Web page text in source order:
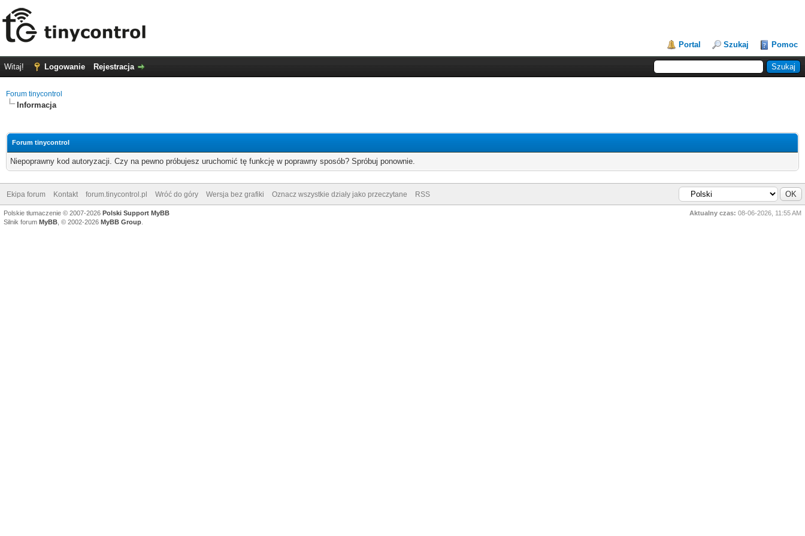
Portal Szukaj Pomoc
Witaj! Logowanie Rejestracja
Forum tinycontrol
Informacja
Forum tinycontrol
Niepoprawny kod autoryzacji. Czy na pewno próbujesz uruchomić tę funkcję w poprawny sposób? Spróbuj ponownie.
Ekipa forum Kontakt forum.tinycontrol.pl Wróć do góry Wersja bez grafiki Oznacz wszystkie działy jako przeczytane RSS
Aktualny czas: 08-06-2026, 11:55 AM
Polskie tłumaczenie © 2007-2026 Polski Support MyBB
Silnik forum MyBB , © 2002-2026 MyBB Group